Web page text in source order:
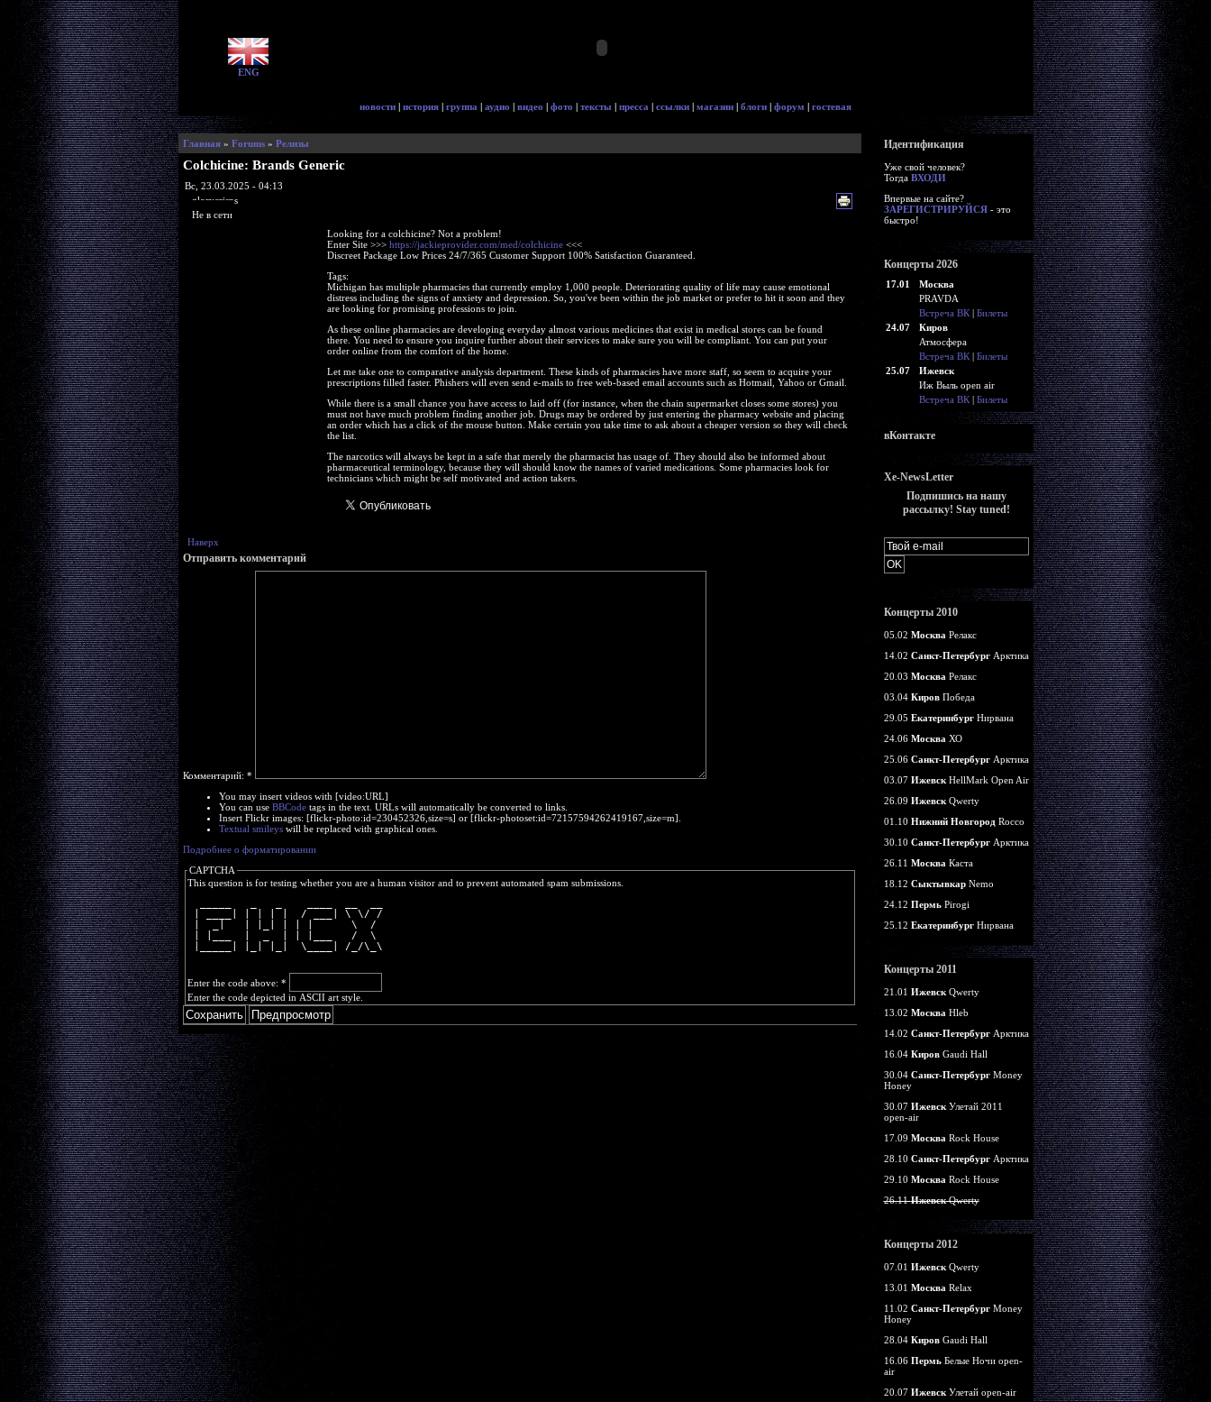
ENG
новости | история | группа | аудио | видео | фото | тексты | пресса | ссылки | магазин | блоги | форум | гостевая
Главная» Forums» Релизы
Colchicine: Brands Generic
Вс, 23.03.2025 - 04:13
glorycrisps
Не в сети
Looking for a colchicine? Not a problem!
Enter Site >>> https://jackieprovider.com/med/colchicine<<<
Discreet Package Low Prices 24/7/365 Customer Support 100% Satisfaction Guaranteed.
Tags:
Michigan has multiple pharmacies that currently employ 1,000 people. Deteriorating quality of life may cause emotional
distress including the signs of anxiety and depression. So, you've been within the job market or prefer to hit it soon and they
are looking for promising professions to join.
As these online pharmacies are developing everyday almost various medicines that exist in medical stores can be found
there. You need to ensure you inquire further about their services to make sure you will be compliant. You can put your
order online from the comfort of the home.
Let me take one to comparative analysis department. These kinds of pharmacies have more staff, so seem to acquire your
prescriptions filled faster. Phishers will even send e-mails to free web-based email accounts such as Hotmail, Yahoo or Gmail.
While there is a small chance you have access to laid off (for instance, when the chain supermarket closes some stores) you
must not have much problem finding another job. Drugs may be ordered by just entering the pharmacy website and placing
an order which has a click of the mouse button. Make certain you take time to ask about a cheaper version so they will check
the list.
The narcotics will always be kept in a safe that merely the pharmacist has usage of. They should also be informed about
pharmaceutical terminology, because they will should know the names of varied medications. Some pharmacies look for
technicians which might be self motivated and action takers.
Наверх
Отправить комментарий
Комментарий: *
You may insert videos with [video:URL]
You can use BBCodetags in the text. URLs will automatically be converted to links.
Insert Flickr images: [flickr-photo:id=230452326,size=s] or [flickr-photoset:id=72157594262419167,size=m].
Textual smileyswill be replaced with graphical ones.
Подробнее о форматировании
CAPTCHA
This question is for testing whether you are a human visitor and to prevent automated spam submissions.
| ____| | | | |  / ___| \ \/ /
|  _|   | |_| | | |      \  /
| |___  |  _  | | |___   /  \
|_____| |_| |_|  \____| /_/\_\
Enter the code above: *
Enter the code depicted in ASCII art style.
Идентификация
Уже свой человек?
Тогда ВХОДИ
Впервые на сайте?
ЗАРЕГИСТРИРУЙСЯ- это
быстро!
Концерты 2026
17.01
Москва
PRAVDA
Встреча ВК| Билеты
24.07
Киров
Атмосфера
Встреча ВК| Билеты
25.07
Ижевск
Иж Выль open air
Встреча ВК| Билеты
вКонтакте
Xe-NewsLetter
Подпишись на нашу
рассылку! Stay tuned!
Концерты 2010
05.02 Москва Релакс
14.02 Санкт-ПетербургАрктика
20.03 Москва Релакс
03.04 КировПобеда
29.05 ЕкатеринбургНирвана
24.06 Москва ХО
25.06 Санкт-ПетербургАрктика
03.07 ИжевскHellMark Open Air
26.09 ИжевскQwerty
01.10 Нижний НовгородRocco
30.10 Санкт-ПетербургАрктика
26.11 Москва Каста
18.12 СыктывкарNemo
24.12 ПермьPirogi
25.12 ЕкатеринбургНирвана
Концерты 2011
21.01 ИжевскQwerty
13.02 Москва Hleb
14.02 Санкт-ПетербургАрктика
16.04 КировGaudi Hall
30.04 Санкт-ПетербургMoney
Honey
30.07 ИжевскУлетай 2011
open-air
17.09 Москва Rock House
28.10 Санкт-ПетербургАрктика
29.10 Москва Rock House
26.11ИжевскQwerty
Концерты 2012
07.01 ИжевскQwerty
13.01 Москва Relax
11.02 Санкт-ПетербургMoney
Honey
28.04 КировGaudi Hall
16.06 ПермьБелые Ночи open-
air
20.07 ИжевскУлетай open-air